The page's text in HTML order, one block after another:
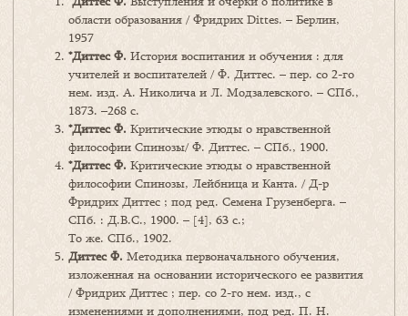
области образования / Фридрих Dittes. – Берлин,
1957
*Диттес Ф. История воспитания и обучения : для
учителей и воспитателей / Ф. Диттес. – пер. со 2-го
нем. изд. А. Николича и Л. Модзалевского. – СПб.,
1873. –268 с.
*Диттес Ф. Критические этюды о нравственной
философии Спинозы/ Ф. Диттес. – СПб., 1900.
*Диттес Ф. Критические этюды о нравственной
философии Спинозы, Лейбница и Канта. / Д-р
Фридрих Диттес ; под ред. Семена Грузенберга. –
СПб. : Д.В.С., 1900. – [4], 63 с.;
То же. СПб., 1902.
Диттес Ф. Методика первоначального обучения,
изложенная на основании исторического ее развития
/ Фридрих Диттес ; пер. со 2-го нем. изд., с
изменениями и дополнениями, под ред. П. Н.